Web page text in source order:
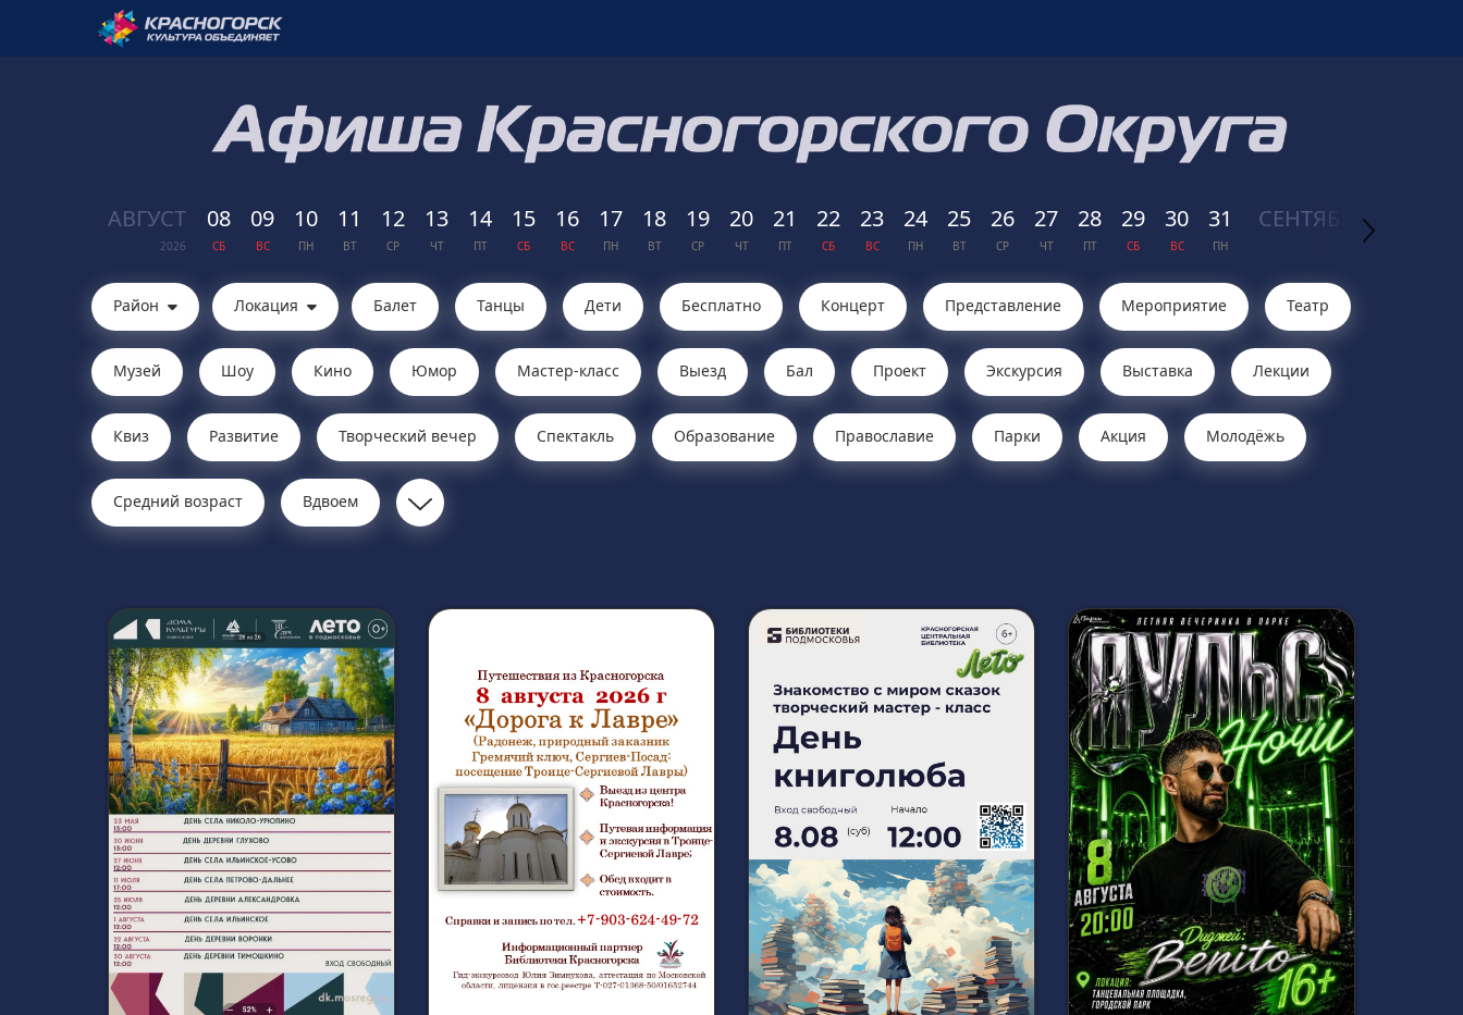
АВГУСТ
2026
08
СБ
09
ВС
10
ПН
11
ВТ
12
СР
13
ЧТ
14
ПТ
15
СБ
16
ВС
17
ПН
18
ВТ
19
СР
20
ЧТ
21
ПТ
22
СБ
23
ВС
24
ПН
25
ВТ
26
СР
27
ЧТ
28
ПТ
29
СБ
30
ВС
31
ПН
СЕНТЯБРЬ
2026
Район Локация Балет Танцы Дети Бесплатно Концерт Представление Мероприятие Театр
Музей Шоу Кино Юмор Мастер-класс Выезд Бал Проект Экскурсия Выставка Лекции
Квиз Развитие Творческий вечер Cпектакль Образование Православие Парки Акция Молодёжь
Средний возраст Вдвоем